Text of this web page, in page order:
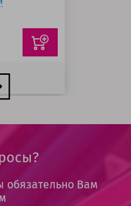
обязательно Вам